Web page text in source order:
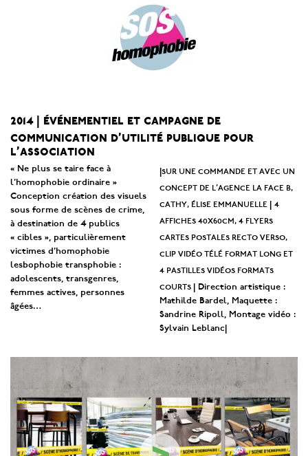
2014
événementiel et campagne de
communication d’utilité publique pour
l’association
« Ne plus se taire face à
l’homophobie ordinaire »
Conception création des visuels
sous forme de scènes de crime,
à destination de 4 publics
« cibles », particulièrement
victimes d’homophobie
lesbophobie transphobie :
adolescents, transgenres,
femmes actives, personnes
âgées…
|sur une commande et avec un
concept de l’agence la face b,
cathy, élise emmanuelle
|4
affiches 40x60cm, 4 flyers
cartes postales recto verso,
clip vidéo télé format long et
4 pastilles vidéos formats
courts
| Direction artistique :
Mathilde Bardel, Maquette :
Sandrine Ripoll, Montage vidéo :
Sylvain Leblanc|